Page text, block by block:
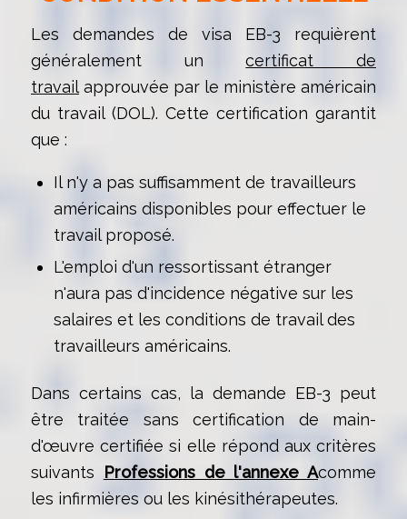
Les demandes de visa EB-3 requièrent
généralement uncertificat de
travail approuvée par le ministère américain
du travail (DOL). Cette certification garantit
que :
Il n'y a pas suffisamment de travailleurs
américains disponibles pour effectuer le
travail proposé.
L'emploi d'un ressortissant étranger
n'aura pas d'incidence négative sur les
salaires et les conditions de travail des
travailleurs américains.
Dans certains cas, la demande EB-3 peut
être traitée sans certification de main-
d'œuvre certifiée si elle répond aux critères
suivants
Professions de l'annexe Acomme
les infirmières ou les kinésithérapeutes.